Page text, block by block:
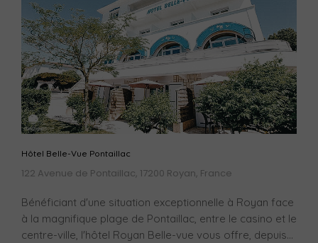
Hôtel Belle-Vue Pontaillac
122 Avenue de Pontaillac, 17200 Royan, France
Bénéficiant d'une situation exceptionnelle à Royan face
à la magnifique plage de Pontaillac, entre le casino et le
centre-ville, l'hôtel Royan Belle-vue vous offre, depuis...